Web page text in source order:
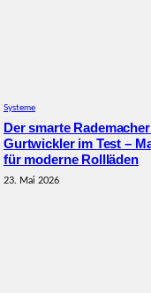
Systeme
Der smarte
Gurtwickler im Test –
für moderne Rollläden
23. Mai 2026